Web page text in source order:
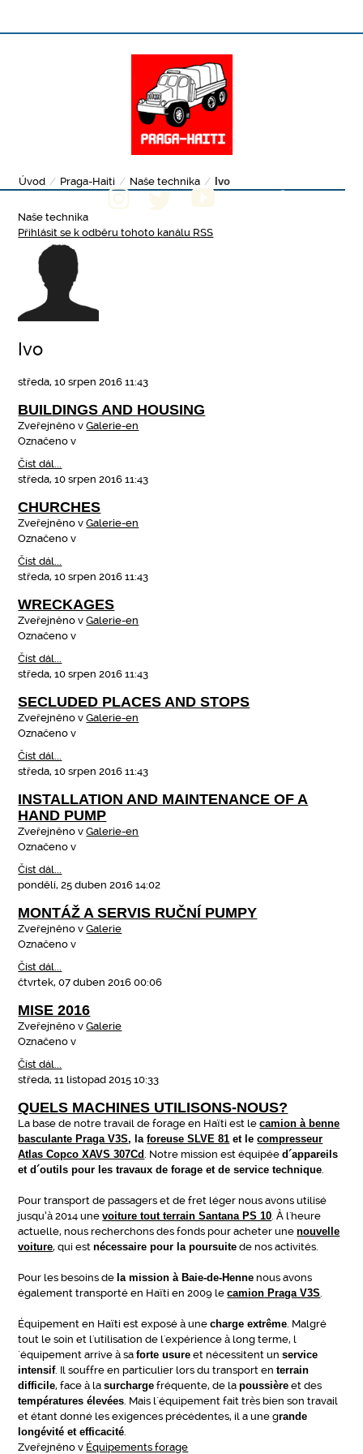
Úvod / Praga-Haiti / Naše technika / Ivo
Naše technika
Přihlásit se k odběru tohoto kanálu RSS
Ivo
středa, 10 srpen 2016 11:43
BUILDINGS AND HOUSING
Zveřejněno v Galerie-en
Označeno v
Číst dál...
středa, 10 srpen 2016 11:43
CHURCHES
Zveřejněno v Galerie-en
Označeno v
Číst dál...
středa, 10 srpen 2016 11:43
WRECKAGES
Zveřejněno v Galerie-en
Označeno v
Číst dál...
středa, 10 srpen 2016 11:43
SECLUDED PLACES AND STOPS
Zveřejněno v Galerie-en
Označeno v
Číst dál...
středa, 10 srpen 2016 11:43
INSTALLATION AND MAINTENANCE OF A
HAND PUMP
Zveřejněno v Galerie-en
Označeno v
Číst dál...
pondělí, 25 duben 2016 14:02
MONTÁŽ A SERVIS RUČNÍ PUMPY
Zveřejněno v Galerie
Označeno v
Číst dál...
čtvrtek, 07 duben 2016 00:06
MISE 2016
Zveřejněno v Galerie
Označeno v
Číst dál...
středa, 11 listopad 2015 10:33
QUELS MACHINES UTILISONS-NOUS?
La base de notre travail de forage en Haïti est lecamion à benne
basculante Praga V3S, laforeuse SLVE 81 et lecompresseur
Atlas Copco XAVS 307Cd. Notre mission est équipéed´appareils
et d´outils pour les travaux de forage et de service technique.
Pour transport de passagers et de fret léger nous avons utilisé
jusqu’à 2014 unevoiture tout terrain Santana PS 10. À l'heure
actuelle, nous recherchons des fonds pour acheter unenouvelle
voiture, qui estnécessaire pour la poursuite de nos activités.
Pour les besoins de la mission à Baie-de-Henne nous avons
également transporté en Haïti en 2009 lecamion Praga V3S.
Équipement en Haïti est exposé à unecharge extrême. Malgré
tout le soin et l'utilisation de l'expérience à long terme, l
´équipement arrive à saforte usure et nécessitent unservice
intensif. Il souffre en particulier lors du transport enterrain
difficile, face à lasurcharge fréquente, de lapoussière et des
températures élevées. Mais l´équipement fait très bien son travail
et étant donné les exigences précédentes, il a une grande
longévité et efficacité.
Zveřejněno v Équipements forage